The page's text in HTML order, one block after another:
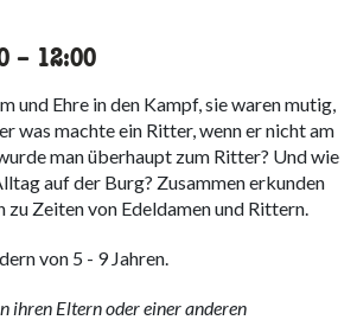
accessibility.time_to
– 12:00
und Ehre in den Kampf, sie waren mutig,
was machte ein Ritter, wenn er nicht am
man überhaupt zum Ritter? Und wie
auf der Burg? Zusammen erkunden
zu Zeiten von Edeldamen und Rittern.
von 5 - 9 Jahren.
ihren Eltern oder einer anderen